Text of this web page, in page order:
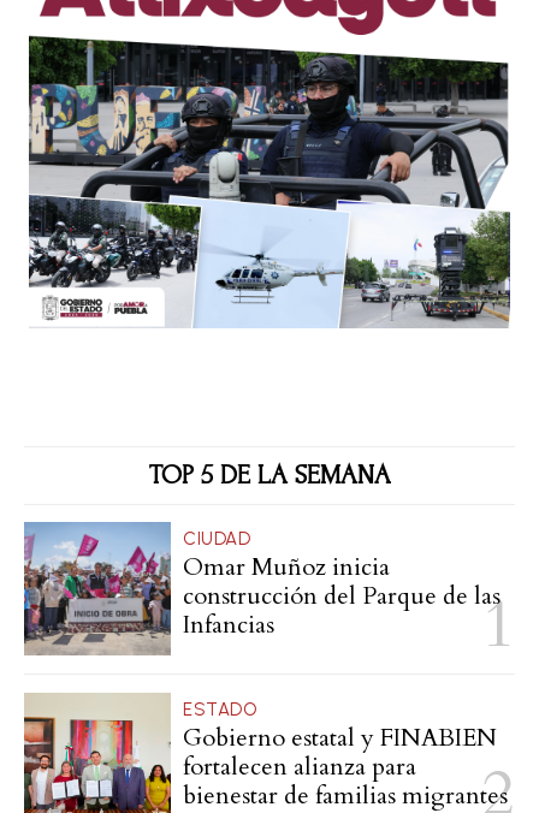
TOP 5 DE LA SEMANA
CIUDAD
Omar Muñoz inicia
construcción del Parque de las
Infancias
ESTADO
Gobierno estatal y FINABIEN
fortalecen alianza para
bienestar de familias migrantes